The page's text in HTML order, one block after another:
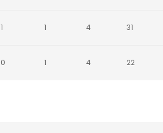
1 1 4 31
0 1 4 22